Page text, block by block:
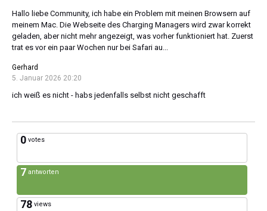
Hallo liebe Community, ich habe ein Problem mit meinen Browsern auf
meinem Mac. Die Webseite des Charging Managers wird zwar korrekt
geladen, aber nicht mehr angezeigt, was vorher funktioniert hat. Zuerst
trat es vor ein paar Wochen nur bei Safari au...
Gerhard
5. Januar 2026 20:20
ich weiß es nicht - habs jedenfalls selbst nicht geschafft
0 votes
7 antworten
78 views